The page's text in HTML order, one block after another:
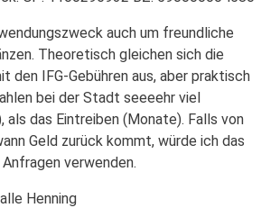
auch um freundliche
Theoretisch gleichen sich die
den IFG-Gebühren aus, aber praktisch
bei der Stadt seeeehr viel
als das Eintreiben (Monate). Falls von
Geld zurück kommt, würde ich das
verwenden.
Henning